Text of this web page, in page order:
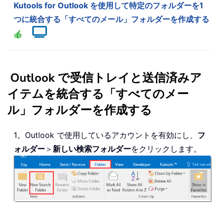
Kutools for Outlook を使用して特定のフォルダーを1
つに統合する「すべてのメール」フォルダーを作成する
Outlook で受信トレイと送信済みア
イテムを統合する「すべてのメー
ル」フォルダーを作成する
1。Outlook で使用しているアカウントを有効にし、 フ
ォルダー ＞ 新しい検索フォルダーをクリックします。